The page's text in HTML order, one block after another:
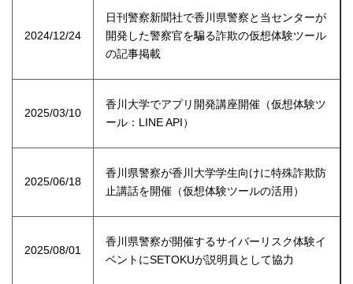
2024/12/24
日刊警察新聞社で香川県警察と当センターが
開発した警察官を騙る詐欺の仮想体験ツール
の記事掲載
2025/03/10
香川大学でアプリ開発講座開催（仮想体験ツ
ール：LINE API）
2025/06/18
香川県警察が香川大学学生向けに特殊詐欺防
止講話を開催（仮想体験ツールの活用）
2025/08/01
香川県警察が開催するサイバーリスク体験イ
ベントにSETOKUが説明員として協力